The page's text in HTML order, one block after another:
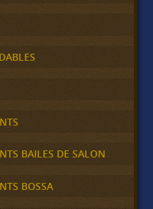
BAILES DE SALON
BOSSA